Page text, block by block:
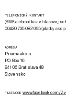
TELEFONICKÝ KONTAKT
(SMS alebo odkaz v hlasovej
00420 735 082 065 (platby
ADRESA
Priama akcia
P.O. Box 16
841 06 Bratislava 48
Slovensko
FACEBOOK www.facebook.com/